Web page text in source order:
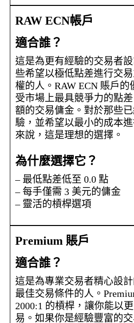
RAW ECN帳戶
適合誰？
這是為更有經驗的交易者
些希望以極低點差進行交
權的人。RAW ECN 賬戶的
受市場上最具競爭力的點
額的交易傭金。對於那些
驗，並希望以最小的成本
來說，這是理想的選擇。
為什麼選擇它？
– 最低點差低至 0.0 點
– 每手僅需 3 美元的傭金
– 靈活的槓桿選項
Premium 賬戶
適合誰？
這是為專業交易者精心設
最佳交易條件的人。
2000:1 的槓桿，讓你能以
易。如果你是經驗豐富的